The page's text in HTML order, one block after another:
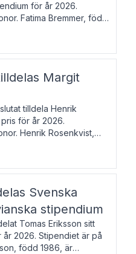
för år 2026.
Fatima Bremmer, född
Hon utkom i fjol med
blodsyst
Margit
tilldela Henrik
för år 2026.
Henrik Rosenkvist,
språk vid Göteborgs
på avhan
Svenska
stipendium
Tomas Eriksson sitt
2026. Stipendiet är på
född 1986, är